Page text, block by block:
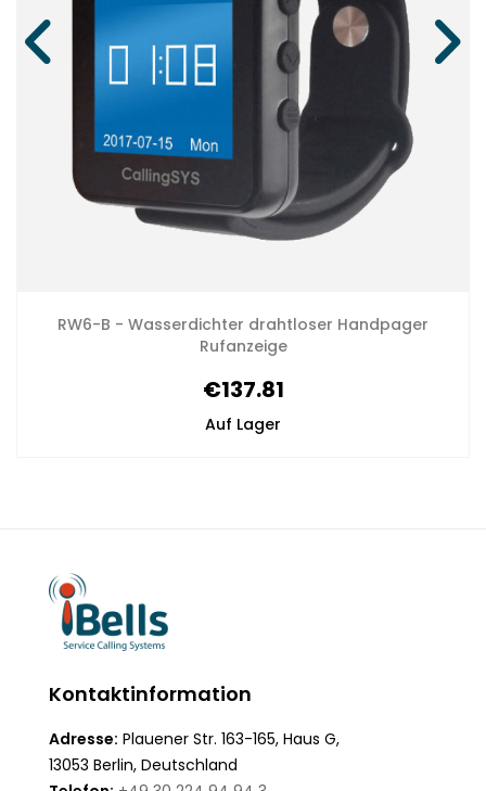
RW6-B - Wasserdichter drahtloser Handpager
Rufanzeige
€137.81
Auf Lager
Kontaktinformation
Adresse: Plauener Str. 163-165, Haus G,
13053 Berlin, Deutschland